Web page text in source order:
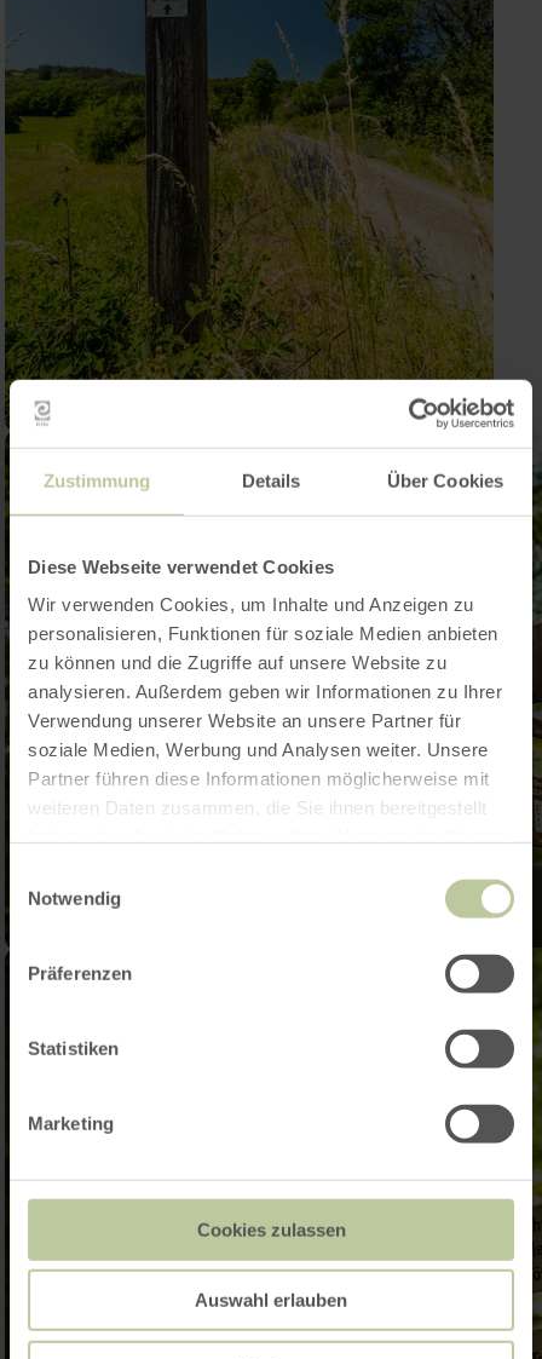
Zustimmung Details Über Cookies
Diese Webseite verwendet Cookies
Wir verwenden Cookies, um Inhalte und Anzeigen zu
personalisieren, Funktionen für soziale Medien anbieten
zu können und die Zugriffe auf unsere Website zu
analysieren. Außerdem geben wir Informationen zu Ihrer
Verwendung unserer Website an unsere Partner für
soziale Medien, Werbung und Analysen weiter. Unsere
Partner führen diese Informationen möglicherweise mit
weiteren Daten zusammen, die Sie ihnen bereitgestellt
Notwendig
Präferenzen
Statistiken
Marketing
Cookies zulassen
Auswahl erlauben